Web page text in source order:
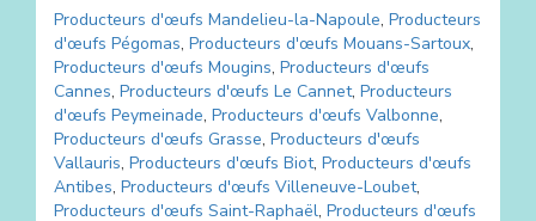
Producteurs d'œufs Mandelieu-la-Napoule, Producteurs
d'œufs Pégomas, Producteurs d'œufs Mouans-Sartoux,
Producteurs d'œufs Mougins, Producteurs d'œufs
Cannes, Producteurs d'œufs Le Cannet, Producteurs
d'œufs Peymeinade, Producteurs d'œufs Valbonne,
Producteurs d'œufs Grasse, Producteurs d'œufs
Vallauris, Producteurs d'œufs Biot, Producteurs d'œufs
Antibes, Producteurs d'œufs Villeneuve-Loubet,
Producteurs d'œufs Saint-Raphaël, Producteurs d'œufs